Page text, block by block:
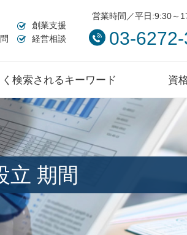
立 期間
創業支援
経営相談
営業時間／平日:9:30～
03-
く検索されるキーワード 資